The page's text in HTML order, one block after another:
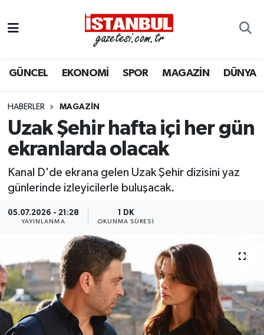
GÜNCEL EKONOMİ SPOR MAGAZİN DÜNYA
HABERLER MAGAZIN
Uzak Şehir hafta içi her gün
ekranlarda olacak
Kanal D'de ekrana gelen Uzak Şehir dizisini yaz
günlerinde izleyicilerle buluşacak.
05.07.2026 - 21:28
YAYINLANMA
1 DK
OKUNMA SÜRESI
EKONOMİ
İSTANBUL
DÜNYA
MAGAZİN
KÜLTÜR SANAT
SAĞLIK
BİLİM VE TEKNOLOJİ
OTOMOBİL
Nöbetçi Eczaneler
Hava Durumu
Trafik Durumu
Süper Lig Puan Durumu ve Fikstür
Son Dakika Haberleri
Haber Arşivi